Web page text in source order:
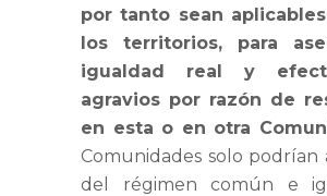
por tanto sean
los territorios, para
igualdad real y
agravios por razón de
en esta o en otra
Comunidades solo podrían
del régimen común e